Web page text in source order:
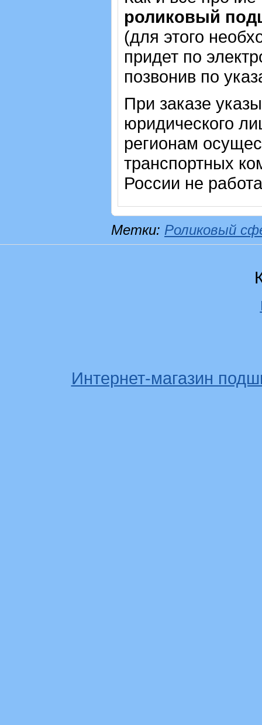
роликовый
(для этого
придет по
позвонив по
При заказе
юридического
регионам
транспортных
России не
Метки: Роликовый
Интернет-магазин